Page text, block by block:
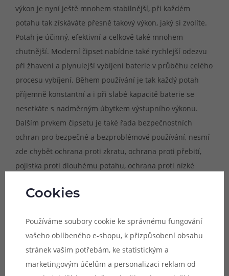
výkon je nyní ještě mnohem stabilnější, při každém
potahu tak získáváte přesně takový výkon, jaký si zvolíte.
Potah je účinný, efektivní a celkově také mnohem
chutnější. Moderní čipset nabídne také rychlejší odezvu
při žhavení a plynulejší vybíjení baterie v průběhu celého
procesu vybíjení. Během používání je tak každý potah
příjemně konstantní a i při slabé kapacitě baterie se
nesetkáte s nadměrným úbytkem výstupního výkonu.
Dalším prvkem čipsetu je také řada bezpečnostních
ochran pro bezpečné a bezproblémové používání, nesmí
zde chybět ochrana proti zkratu, ochrana proti přebití,
pojistka proti dlouhému potahu, ochrana proti nízké
Uvnitř těla zařízení se nachází celkem dvě integrované
baterie s kapacitami 2200 mAh v paralelním zapojení,
jejich celková kapacita se tedy sčítá. Mod tedy dohromady
Cookies
Používáme soubory cookie ke správnému fungování
vašeho oblíbeného e-shopu, k přizpůsobení obsahu
stránek vašim potřebám, ke statistickým a
marketingovým účelům a personalizaci reklam od